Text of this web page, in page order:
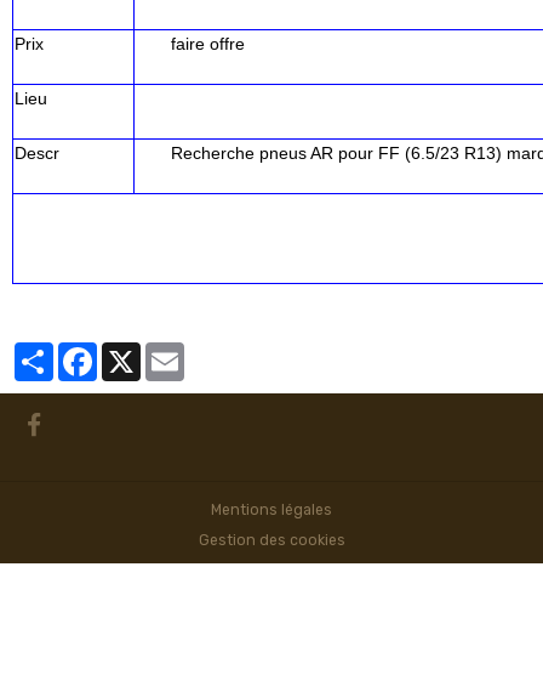
Prix faire offre
Lieu
Descr Recherche pneus AR pour FF (6.5/23 R13)
PartagerFacebook
X
Mentions légales
Gestion des cookies